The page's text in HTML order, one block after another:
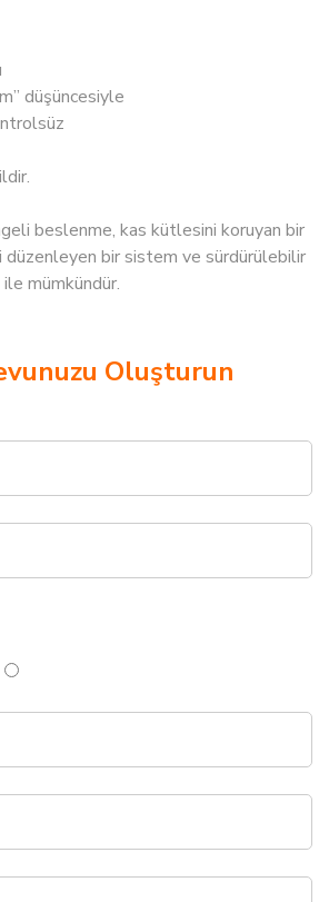
düşüncesiyle
beslenme, kas kütlesini koruyan bir
düzenleyen bir sistem ve sürdürülebilir
mümkündür.
Oluşturun